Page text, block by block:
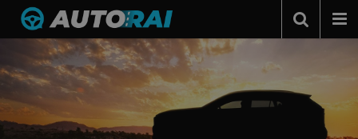
Autonieuws
Podcast
Autotests